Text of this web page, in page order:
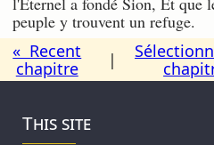
peuple y trouvent un refuge.
« Recent
chapitre
|
This site